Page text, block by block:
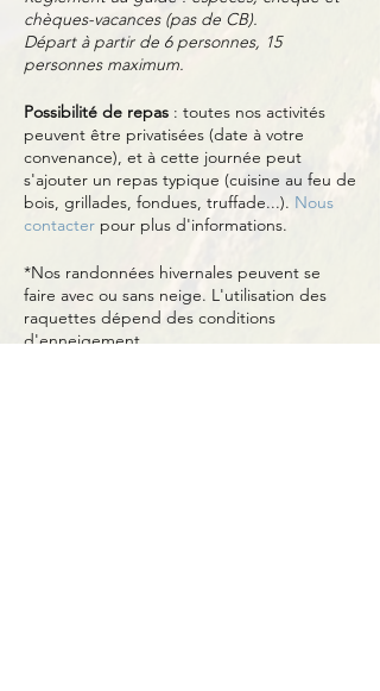
chèques-vacances (pas de CB).
Départ à partir de 6 personnes, 15
personnes maximum.
Possibilité de repas : toutes nos activités
peuvent être privatisées (date à votre
convenance), et à cette journée peut
s'ajouter un repas typique (cuisine au feu de
bois, grillades, fondues, truffade...). Nous
contacter pour plus d'informations.
*Nos randonnées hivernales peuvent se
faire avec ou sans neige. L'utilisation des
raquettes dépend des conditions
d'enneigement.